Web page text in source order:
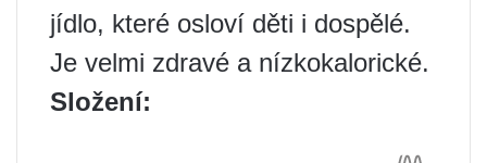
jídlo, které osloví děti i dospělé.
Je velmi zdravé a nízkokalorické.
Složení: